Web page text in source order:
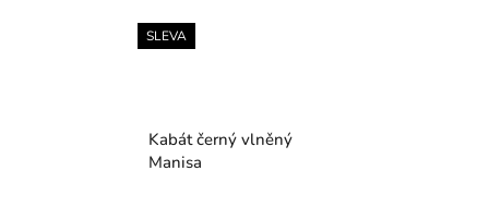
SLEVA
Kabát černý vlněný
Manisa